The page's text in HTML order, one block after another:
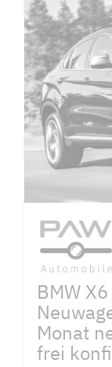
BMW
Monat
frei